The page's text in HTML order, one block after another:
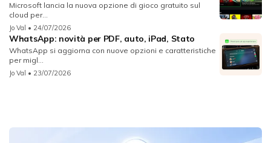
Microsoft lancia la nuova opzione di gioco gratuito sul
cloud per...
Jo Val • 24/07/2026
WhatsApp: novità per PDF, auto, iPad, Stato
WhatsApp si aggiorna con nuove opzioni e caratteristiche
per migl...
Jo Val • 23/07/2026